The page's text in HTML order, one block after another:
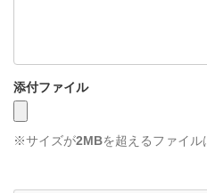
添付ファイル
※サイズが2MBを超えるファイル